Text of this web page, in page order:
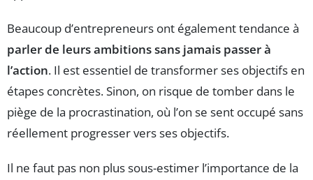
Beaucoup d’entrepreneurs ont également tendance à
parler de leurs ambitions sans jamais passer à
l’action. Il est essentiel de transformer ses objectifs en
étapes concrètes. Sinon, on risque de tomber dans le
piège de la procrastination, où l’on se sent occupé sans
réellement progresser vers ses objectifs.
Il ne faut pas non plus sous-estimer l’importance de la